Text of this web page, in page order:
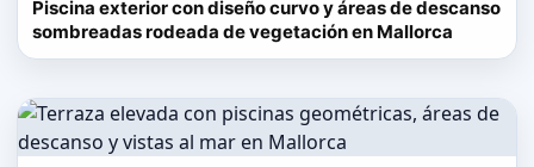
Piscina exterior con diseño curvo y áreas de descanso
sombreadas rodeada de vegetación en Mallorca